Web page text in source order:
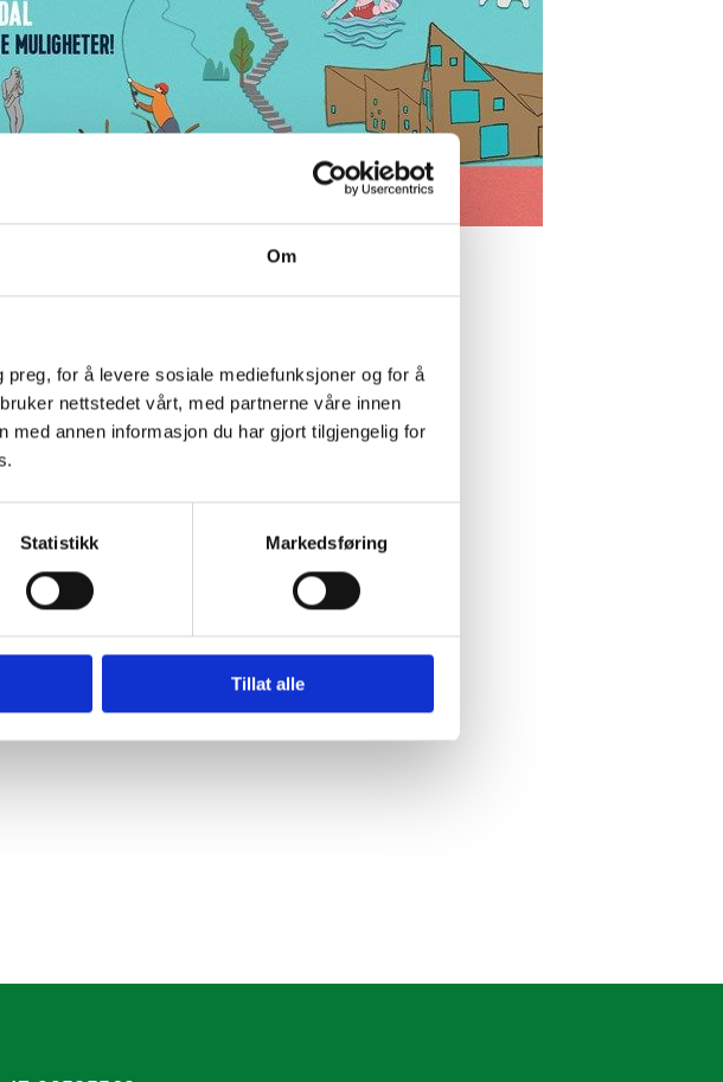
Om
for å levere sosiale mediefunksjoner og for å
nettstedet vårt, med partnerne våre innen
annen informasjon du har gjort tilgjengelig for
Statistikk Markedsføring
Tillat alle
Gå ikke glipp av sjansen til å rekruttere studenter,
og Næringsforeningen i Ålesund, der
avstander og store muligheter.